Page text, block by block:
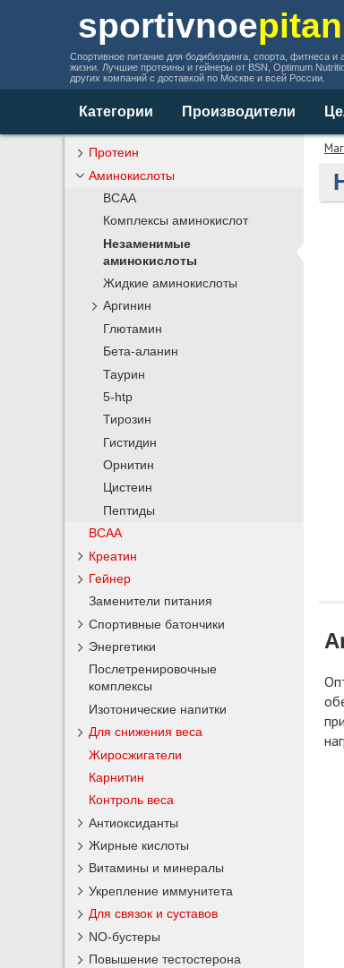
sportivnoe
Спортивное питание для бодибилдинга, спорта, фитнеса и
жизни. Лучшие протеины и гейнеры от BSN, Optimum
других компаний с доставкой по Москве и всей России.
Категории Производители
Протеин
Аминокислоты
BCAA
Комплексы аминокислот
Незаменимые
аминокислоты
Жидкие аминокислоты
Аргинин
Глютамин
Бета-аланин
Таурин
5-htp
Тирозин
Гистидин
Орнитин
Цистеин
Пептиды
BCAA
Креатин
Гейнер
Заменители питания
Спортивные батончики
Энергетики
Послетренировочные
комплексы
Изотонические напитки
Для снижения веса
Жиросжигатели
Карнитин
Контроль веса
Антиоксиданты
Жирные кислоты
Витамины и минералы
Укрепление иммунитета
Для связок и суставов
NO-бустеры
Повышение тестостерона